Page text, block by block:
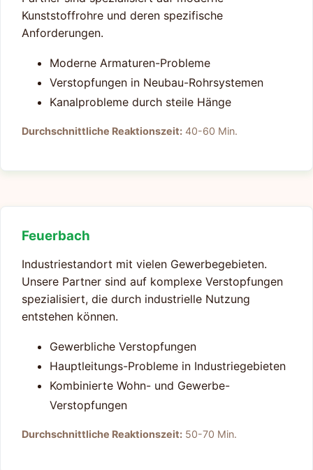
Kunststoffrohre und deren spezifische
Anforderungen.
Moderne Armaturen-Probleme
Verstopfungen in Neubau-Rohrsystemen
Kanalprobleme durch steile Hänge
Durchschnittliche Reaktionszeit: 40-60 Min.
Feuerbach
Industriestandort mit vielen Gewerbegebieten.
Unsere Partner sind auf komplexe Verstopfungen
spezialisiert, die durch industrielle Nutzung
entstehen können.
Gewerbliche Verstopfungen
Hauptleitungs-Probleme in Industriegebieten
Kombinierte Wohn- und Gewerbe-
Verstopfungen
Durchschnittliche Reaktionszeit: 50-70 Min.